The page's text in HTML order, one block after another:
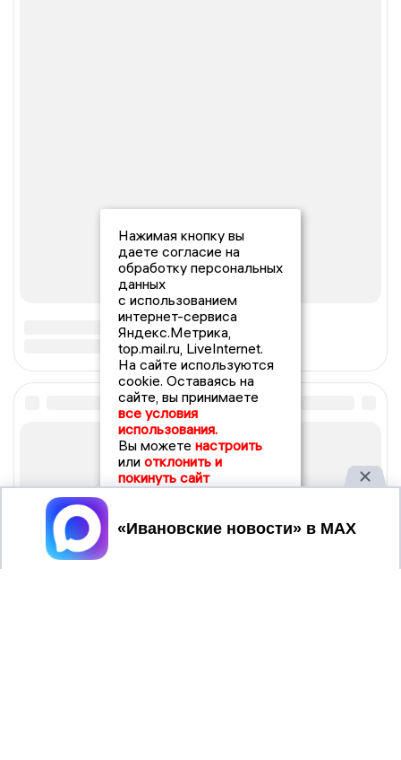
Нажимая кнопку вы
даете согласие на
обработку персональных
данных
с использованием
интернет-сервиса
Яндекс.Метрика,
top.mail.ru, LiveInternet.
На сайте используются
cookie. Оставаясь на
сайте, вы принимаете
все условия
использования.
Вы можете настроить
или отклонить и
покинуть сайт
Принять